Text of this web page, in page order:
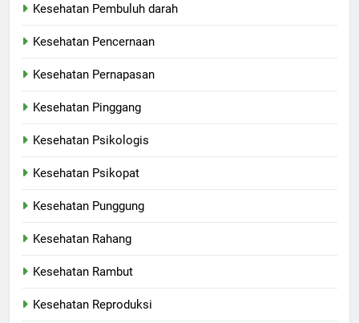
Kesehatan Pembuluh darah
Kesehatan Pencernaan
Kesehatan Pernapasan
Kesehatan Pinggang
Kesehatan Psikologis
Kesehatan Psikopat
Kesehatan Punggung
Kesehatan Rahang
Kesehatan Rambut
Kesehatan Reproduksi